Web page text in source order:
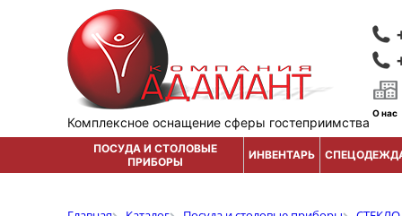
Комплексное оснащение сферы гостеприимства
О нас
ПОСУДА И СТОЛОВЫЕ
ПРИБОРЫ
ИНВЕНТАРЬ